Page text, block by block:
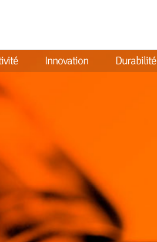
Innovation Durabilité